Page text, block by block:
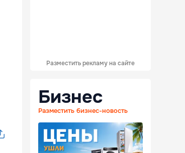
Разместить рекламу на сайте
Бизнес
Разместить бизнес-новость